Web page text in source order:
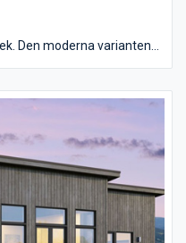
Den moderna varianten
den moderna känslan.
rymmer allt man kan
anslutning till kök och
leder ut till altanen. Välj
(ryggåstak)
rummet. Huset har tre väl
separat toalett.